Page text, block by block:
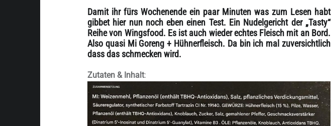
Damit ihr fürs Wochenende ein paar Minuten was zum Lesen habt
gibbet hier nun noch eben einen Test. Ein Nudelgericht der „Tasty“
Reihe von Wingsfood. Es ist auch wieder echtes Fleisch mit an Bord.
Also quasi Mi Goreng + Hühnerfleisch. Da bin ich mal zuversichtlich
dass das schmecken wird.
Zutaten & Inhalt: